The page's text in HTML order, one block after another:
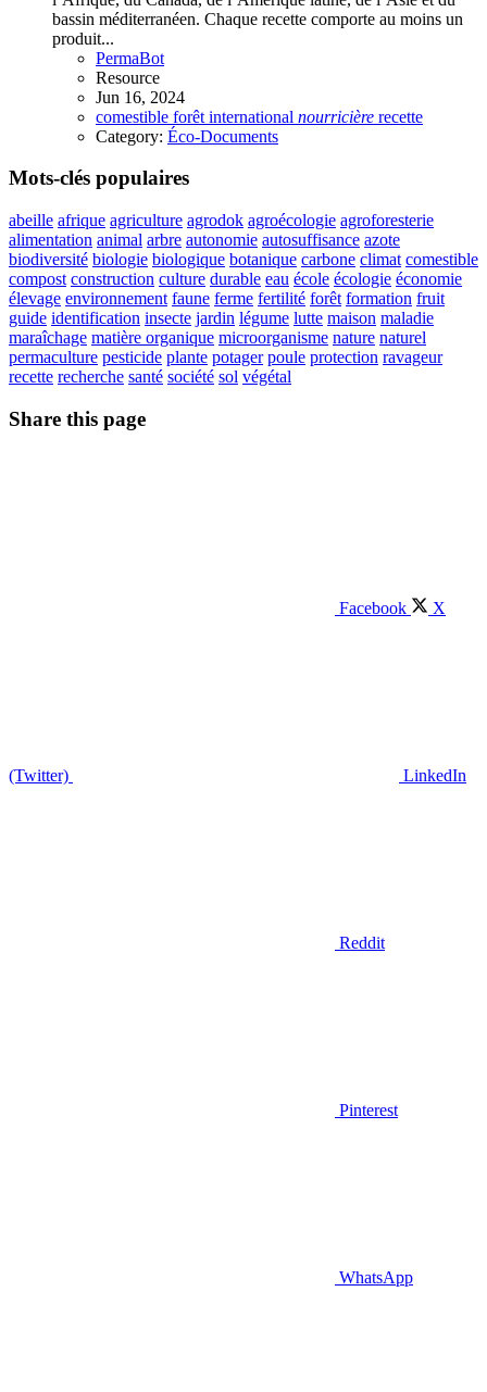
bassin méditerranéen. Chaque recette comporte au moins un
produit...
PermaBot
Resource
Jun 16, 2024
comestible forêt international nourricière recette
Category: Éco-Documents
Mots-clés populaires
abeille afrique agriculture agrodok agroécologie agroforesterie
alimentation animal arbre autonomie autosuffisance azote
biodiversité biologie biologique botanique carbone climat comestible
compost construction culture durable eau école écologie économie
élevage environnement faune ferme fertilité forêt formation fruit
guide identification insecte jardin légume lutte maison maladie
maraîchage matière organique microorganisme nature naturel
permaculture pesticide plante potager poule protection ravageur
recette recherche santé société sol végétal
Share this page
Facebook X
(Twitter) LinkedIn
Reddit
Pinterest
WhatsApp